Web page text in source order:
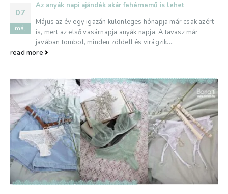
07
máj
Az anyák napi ajándék akár fehérnemű is lehet
Május az év egy igazán különleges hónapja már csak azért
is, mert az első vasárnapja anyák napja. A tavasz már
javában tombol, minden zöldell és virágzik....
read more